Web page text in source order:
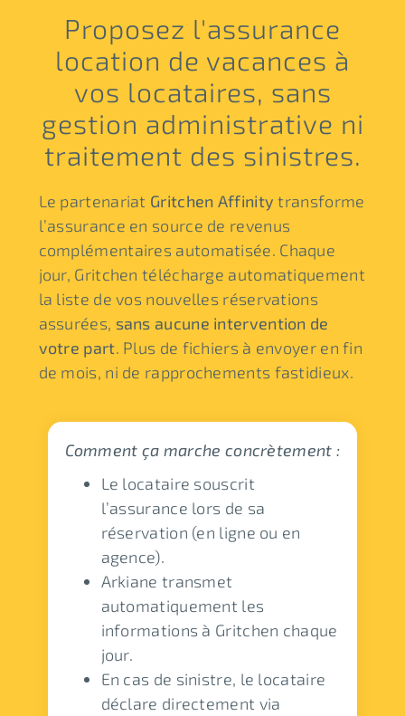
Proposez l'assurance
location de vacances à
vos locataires, sans
gestion administrative ni
traitement des sinistres.
Le partenariat Gritchen Affinity transforme
l’assurance en source de revenus
complémentaires automatisée. Chaque
jour, Gritchen télécharge automatiquement
la liste de vos nouvelles réservations
assurées, sans aucune intervention de
votre part. Plus de fichiers à envoyer en fin
de mois, ni de rapprochements fastidieux.
Comment ça marche concrètement :
Le locataire souscrit
l’assurance lors de sa
réservation (en ligne ou en
agence).
Arkiane transmet
automatiquement les
informations à Gritchen chaque
jour.
En cas de sinistre, le locataire
déclare directement via